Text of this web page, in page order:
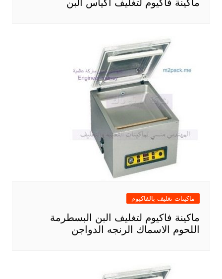
ماكينة فاكيوم لتغليف اكياس البن
ماكينات تغليف بالفاكيوم
ماكينة فاكيوم لتغليف البن البسطرمة
اللحوم الاسماك الرنجه الدواجن